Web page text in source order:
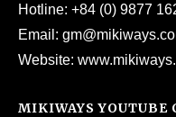
Hotline: +84 (0) 9877
Email:
Website:
MIKIWAYS YOUTUBE